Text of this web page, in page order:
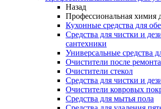
Назад
Профессиональная химия
Кухонные средства для
Средства для чистки и
сантехники
Универсальные средства
Очистители после ремонта
Очистители стекол
Средства для чистки и
Очистители ковровых
Средства для мытья пола